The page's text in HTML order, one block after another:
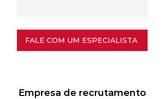
FALE COM UM ESPECIALISTA
Empresa de recrutamento